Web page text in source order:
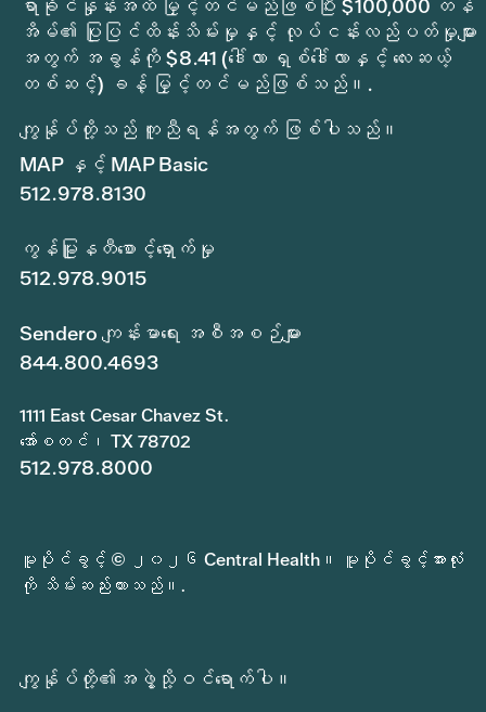
ရာခိုင်နှုန်းအထိ မြှင့်တင်မည်ဖြစ်ပြီး $100,000 တန်
အိမ်၏ ပြုပြင်ထိန်းသိမ်းမှုနှင့် လုပ်ငန်းလည်ပတ်မှုများ
အတွက် အခွန်ကို $8.41 (ဒေါ်လာ ရှစ်ဒေါ်လာနှင့် လေးဆယ့်
တစ်ဆင့်) ခန့် မြှင့်တင်မည်ဖြစ်သည်။.
ကျွန်ုပ်တို့သည် ကူညီရန်အတွက် ဖြစ်ပါသည်။
MAP နှင့် MAP Basic
512.978.8130
ကွန်မြူနတီစောင့်ရှောက်မှု
512.978.9015
Sendero ကျန်းမာရေး အစီအစဉ်များ
844.800.4693
1111 East Cesar Chavez St.
အော်စတင်၊ TX 78702
512.978.8000
မူပိုင်ခွင့် © ၂၀၂၆ Central Health။ မူပိုင်ခွင့်အားလုံး
ကို သိမ်းဆည်းထားသည်။.
ကျွန်ုပ်တို့၏အဖွဲ့သို့ဝင်ရောက်ပါ။